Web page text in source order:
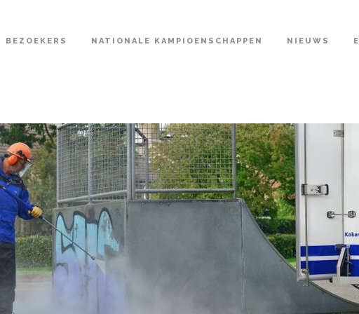
BEZOEKERS NATIONALE KAMPIOENSCHAPPEN NIEUWS